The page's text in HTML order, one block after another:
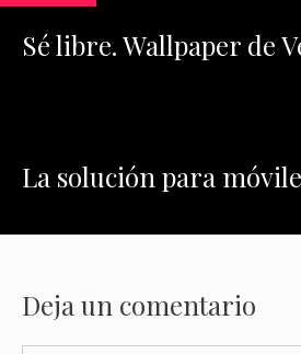
Sé libre. Wallpaper de
La solución para
Deja un comentario